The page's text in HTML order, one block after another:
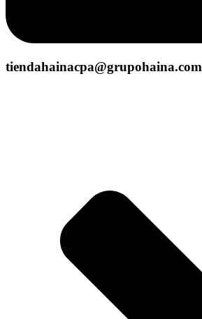
tiendahainacpa@grupohaina.com